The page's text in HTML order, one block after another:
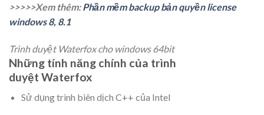
>>>>>Xem thêm:Phần mềm backup bản quyền license
windows 8, 8.1
Trình duyệt Waterfox cho windows 64bit
Những tính năng chính của trình
duyệt Waterfox
Sử dụng trình biên dịch C++ của Intel